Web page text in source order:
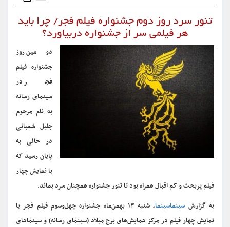
تنور سرد روز دوم جشنواره فیلم فجر/ چرا باید
هر فیلمی سر از جشنواره دربیاورد؟
دومین روز
جشنواره فیلم
فجر در
سینمای رسانه
به نام مرحوم
جلیل شعبانی
در حالی به
پایان رسید که
با نمایش چهار
فیلم پربحث و کم اقبال همراه بود تا تنور جشنواره همچنان سرد بماند.
به گزارش سینماسینما
، شنبه ۱۳ بهمن‌ماه جشنواره چهل‌وسوم فیلم فجر با
نمایش چهار فیلم در مرکز همایش‌های برج میلاد (سینمای رسانه) و سینماهای